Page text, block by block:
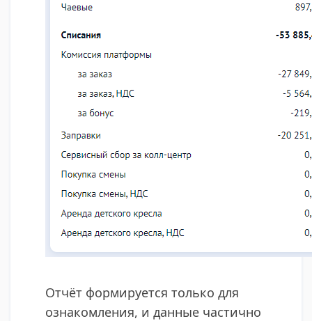
Отчёт формируется только для
ознакомления, и данные частично